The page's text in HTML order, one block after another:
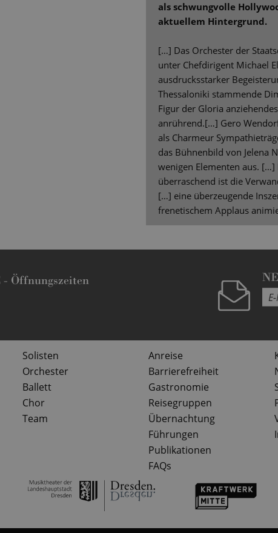
als schwungvolle
aktuellem Hintergrund.
[…] Das Orchester der
unter Chefdirigent Michael
ausdrucksstarker
Thessaloniki stammende
Figur der Gloria
anrührend.[…] Gero
als Charmeur
das Bühnenbild von Jelena
wenigen Elementen aus.
überraschend ist die
[…] eine überzeugende
frenetischem Applaus
- Öffnungszeiten
Solisten
Orchester
Ballett
Chor
Team
Anreise
Barrierefreiheit
Gastronomie
Reisegruppen
Übernachtung
Führungen
Publikationen
FAQs